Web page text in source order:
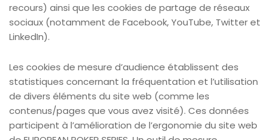
recours) ainsi que les cookies de partage de réseaux
sociaux (notamment de Facebook, YouTube, Twitter et
LinkedIn).
Les cookies de mesure d’audience établissent des
statistiques concernant la fréquentation et l’utilisation
de divers éléments du site web (comme les
contenus/pages que vous avez visité). Ces données
participent à l’amélioration de l’ergonomie du site web